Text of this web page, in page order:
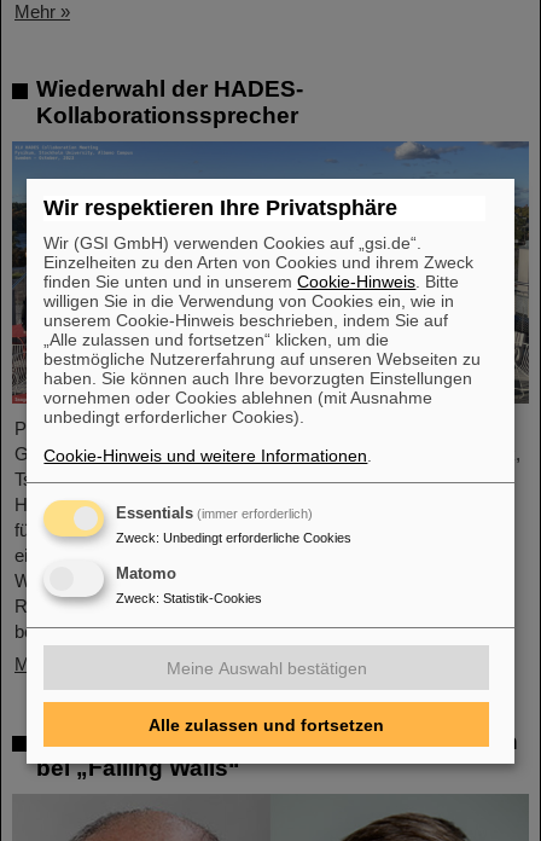
Mehr »
Wiederwahl der HADES-
Kollaborationssprecher
Professor Joachim Stroth (GSI und Institut für Kernphysik,
Goethe-Universität) und Dr. Pavel Tlusty (Institut für Kernphysik,
Tschechische Akademie der Wissenschaften) wurden als
HADES-Kollaborationssprecher und stellvertretender Sprecher
für die nächste Amtszeit von drei Jahren gewählt. HADES ist
eine internationale Kollaboration, an der fast 150
Wissenschaftler*innen aus Deutschland, der Tschechischen
Republik, Polen, Frankreich, Schweden, Portugal und Zypern
beteiligt sind.
Mehr »
Zwei GSI/FAIR-Themen unter den Finalisten
bei „Falling Walls“
Wir respektieren Ihre Privatsphäre
Wir (GSI GmbH) verwenden Cookies auf „gsi.de“.
Einzelheiten zu den Arten von Cookies und ihrem Zweck
finden Sie unten und in unseremCookie-Hinweis . Bitte
willigen Sie in die Verwendung von Cookies ein, wie in
unserem Cookie-Hinweis beschrieben, indem Sie auf
„Alle zulassen und fortsetzen“ klicken, um die
bestmögliche Nutzererfahrung auf unseren Webseiten zu
haben. Sie können auch Ihre bevorzugten Einstellungen
vornehmen oder Cookies ablehnen (mit Ausnahme
unbedingt erforderlicher Cookies).
Cookie-Hinweis und weitere Informationen
Essentials (immer erforderlich)
Zweck: Unbedingt erforderliche Cookies
Matomo
Zweck: Statistik-Cookies
Meine Auswahl bestätigen
Alle zulassen und fortsetzen